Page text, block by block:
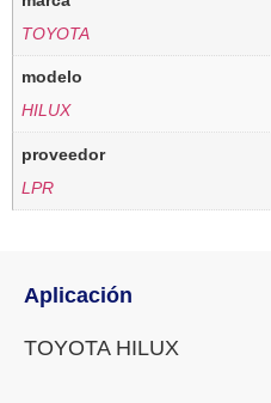
TOYOTA
modelo
HILUX
proveedor
LPR
Aplicación
TOYOTA HILUX